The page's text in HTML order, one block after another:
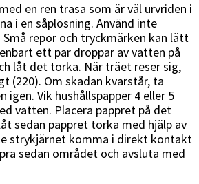
Danmark
en ren trasa som är väl urvriden i
i en såplösning. Använd inte
repor och tryckmärken kan lätt
ett par droppar av vatten på
låt det torka. När träet reser sig,
(220). Om skadan kvarstår, ta
igen. Vik hushållspapper 4 eller 5
vatten. Placera pappret på det
sedan pappret torka med hjälp av
strykjärnet komma i direkt kontakt
sedan området och avsluta med